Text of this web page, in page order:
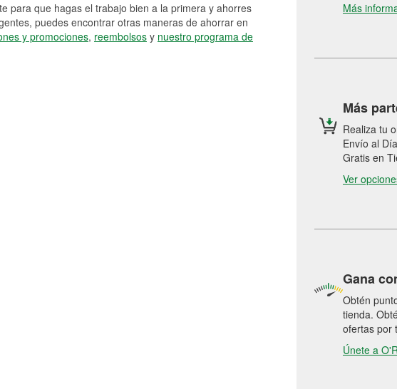
para que hagas el trabajo bien a la primera y ahorres
puedes encontrar otras maneras de ahorrar en
y promociones, reembolsos y nuestro programa de
Más
Más
Realiza tu
Envío al
Gratis en
Ver
Gana
Obtén
tienda.
ofertas por
Únete a